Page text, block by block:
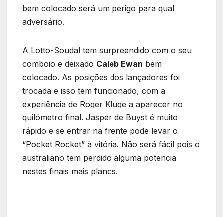
bem colocado será um perigo para qual
adversário.
A Lotto-Soudal tem surpreendido com o seu
comboio e deixado Caleb Ewan bem
colocado. As posições dos lançadores foi
trocada e isso tem funcionado, com a
experiência de Roger Kluge a aparecer no
quilómetro final. Jasper de Buyst é muito
rápido e se entrar na frente pode levar o
“Pocket Rocket” à vitória. Não será fácil pois o
australiano tem perdido alguma potencia
nestes finais mais planos.